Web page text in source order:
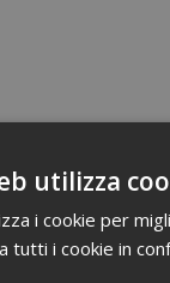
IL
utilizza
i cookie per
tutti i cookie in